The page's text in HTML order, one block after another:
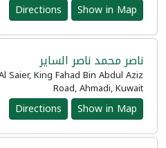
Show in Map
Directions
ناصر محمد ناصر الساير
Saier, King Fahad Bin Abdul Aziz
Road, Ahmadi, Kuwait
Show in Map
Directions